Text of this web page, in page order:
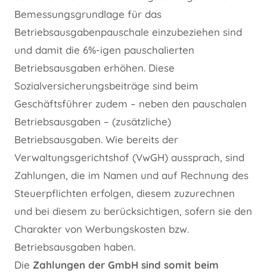
Bemessungsgrundlage für das
Betriebsausgabenpauschale einzubeziehen sind
und damit die 6%-igen pauschalierten
Betriebsausgaben erhöhen. Diese
Sozialversicherungsbeiträge sind beim
Geschäftsführer zudem – neben den pauschalen
Betriebsausgaben – (zusätzliche)
Betriebsausgaben. Wie bereits der
Verwaltungsgerichtshof (VwGH) aussprach, sind
Zahlungen, die im Namen und auf Rechnung des
Steuerpflichten erfolgen, diesem zuzurechnen
und bei diesem zu berücksichtigen, sofern sie den
Charakter von Werbungskosten bzw.
Betriebsausgaben haben.
Die Zahlungen der GmbH sind somit beim